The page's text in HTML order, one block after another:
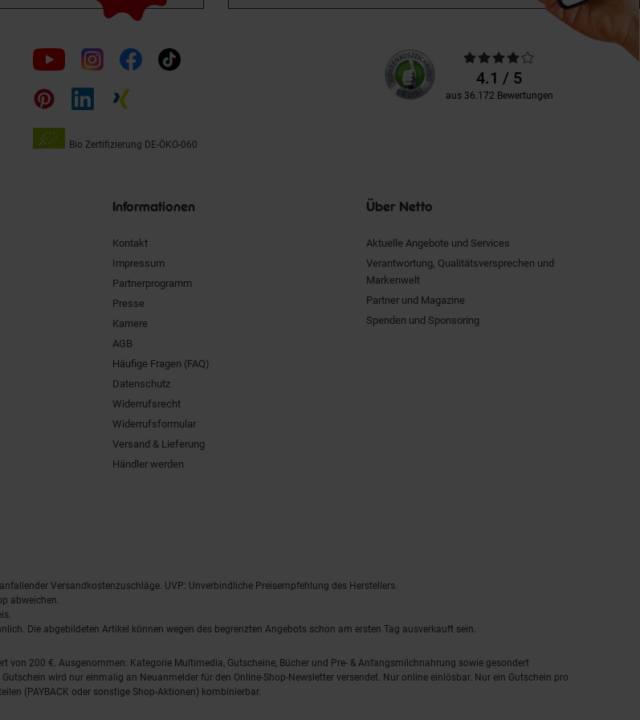
Folge
uns
auf
Bio Zertifizierung DE-ÖKO-060
Unsere
Kundenbewertungen
Durchschnittliche
Bewertungen4.1 / 5
aus 36.172 Bewertungen
Informationen
Kontakt
Impressum
Partnerprogramm
Presse
Karriere
AGB
Häufige Fragen (FAQ)
Datenschutz
Widerrufsrecht
Widerrufsformular
Versand & Lieferung
Händler werden
Über Netto
Aktuelle Angebote und Services
Verantwortung, Qualitätsversprechen und
Markenwelt
Partner und Magazine
Spenden und Sponsoring
Versandkostenzuschläge. UVP: Unverbindliche Preisempfehlung des Herstellers.
abweichen.
Die abgebildeten Artikel können wegen des begrenzten Angebots schon am ersten Tag ausverkauft sein.
200 €. Ausgenommen: Kategorie Multimedia, Gutscheine, Bücher und Pre- & Anfangsmilchnahrung sowie gesondert
wird nur einmalig an Neuanmelder für den Online-Shop-Newsletter versendet. Nur online einlösbar. Nur ein Gutschein pro
(PAYBACK oder sonstige Shop-Aktionen) kombinierbar.